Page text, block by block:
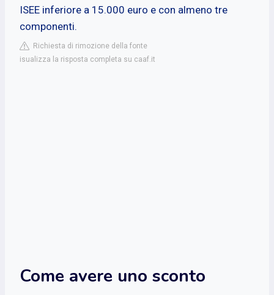
ISEE inferiore a 15.000 euro e con almeno tre
componenti.
Richiesta di rimozione della fonte
isualizza la risposta completa su caaf.it
Come avere uno sconto